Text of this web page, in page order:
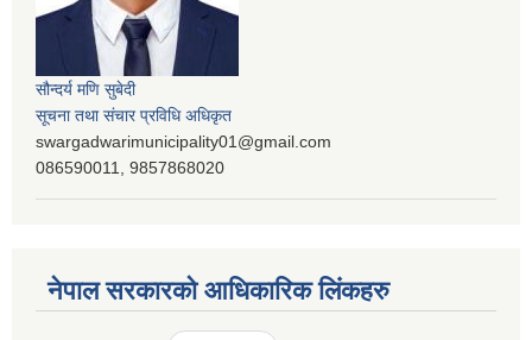
सौन्दर्य मणि सुबेदी
सूचना तथा संचार प्रविधि अधिकृत
swargadwarimunicipality01@gmail.com
086590011, 9857868020
नेपाल सरकारको आधिकारिक लिंकहरु